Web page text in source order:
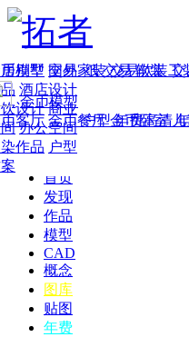
首页
发现
年费 作品 图纸 交易 软装 工
年费版块
费图纸 年费户型 年费高清
作品
别墅 国外
酒店设计
设计 商业
办公空间
作品 户型
模型
模型 交易家装 交易软装 交
金币模型
客厅 金币餐厅 金币卧室 儿
CAD
概念
图库
贴图
年费